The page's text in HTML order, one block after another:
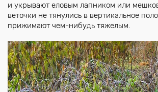
и укрывают еловым лапником или
веточки не тянулись в вертикальное
прижимают чем-нибудь тяжелым.